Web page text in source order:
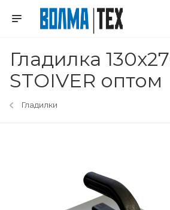
Гладилка
STOIVER оптом
Гладилки